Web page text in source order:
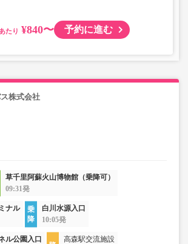
¥840〜 予約に進む
株式会社
草千里阿蘇火山博物館（乗降可）
09:31発
ナル
白川水源入口
10:05発
ル公園入口
高森駅交流施設